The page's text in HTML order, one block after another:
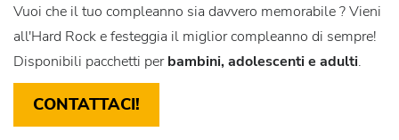
Vuoi che il tuo compleanno sia davvero memorabile ? Vieni
all'Hard Rock e festeggia il miglior compleanno di sempre!
Disponibili pacchetti perbambini, adolescenti e adulti.
CONTATTACI!